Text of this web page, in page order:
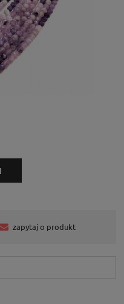
zapytaj o produkt